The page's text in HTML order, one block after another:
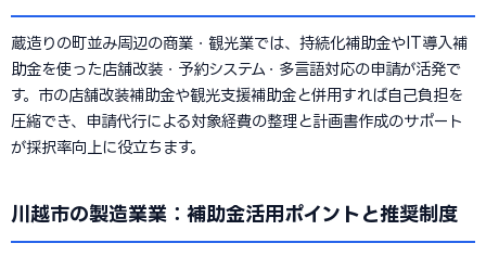
蔵造りの町並み周辺の商業・観光業では、持続化補助金やIT導入補
助金を使った店舗改装・予約システム・多言語対応の申請が活発で
す。市の店舗改装補助金や観光支援補助金と併用すれば自己負担を
圧縮でき、申請代行による対象経費の整理と計画書作成のサポート
が採択率向上に役立ちます。
川越市の製造業業：補助金活用ポイントと推奨制度